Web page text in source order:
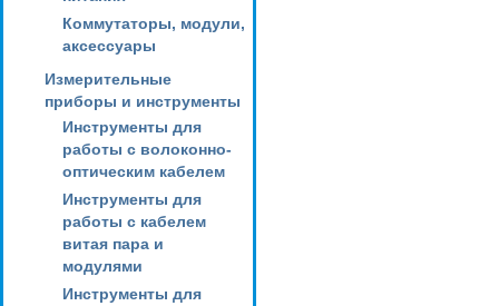
Коммутаторы, модули,
аксессуары
Измерительные
приборы и инструменты
Инструменты для
работы с волоконно-
оптическим кабелем
Инструменты для
работы с кабелем
витая пара и
модулями
Инструменты для